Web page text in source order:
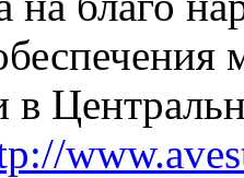
в